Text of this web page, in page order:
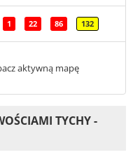
1 22 86 132
aktywną mapę
TYCHY -